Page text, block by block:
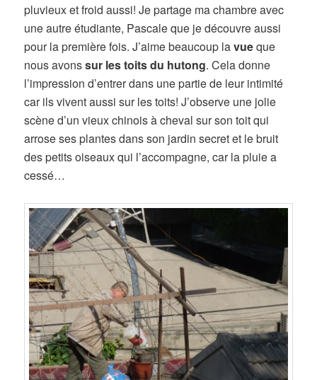
pluvieux et froid aussi! Je partage ma chambre avec
une autre étudiante, Pascale que je découvre aussi
pour la première fois. J’aime beaucoup lavueque
nous avonssur les toits du hutong. Cela donne
l’impression d’entrer dans une partie de leur intimité
car ils vivent aussi sur les toits! J’observe une jolie
scène d’un vieux chinois à cheval sur son toit qui
arrose ses plantes dans son jardin secret et le bruit
des petits oiseaux qui l’accompagne, car la pluie a
cessé…